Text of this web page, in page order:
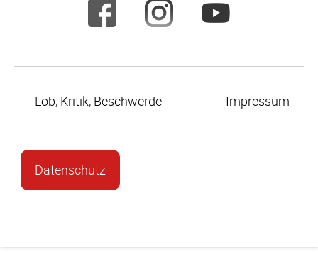
Lob, Kritik, Beschwerde Impressum
Datenschutz